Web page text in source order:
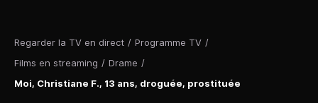
Regarder la TV en direct / Programme TV /
Films en streaming / Drame /
Moi, Christiane F., 13 ans, droguée, prostituée